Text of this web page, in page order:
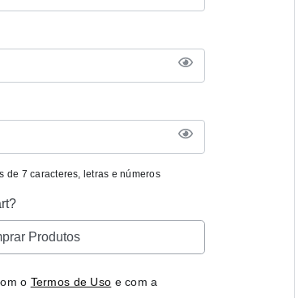
de 7 caracteres, letras e números
Produtos
o Termos de Uso e com a